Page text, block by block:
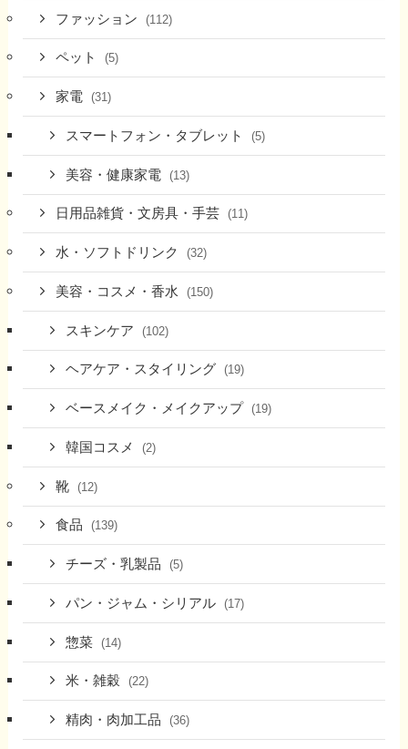
ファッション (112)
ペット (5)
家電 (31)
スマートフォン・タブレット (5)
美容・健康家電 (13)
日用品雑貨・文房具・手芸 (11)
水・ソフトドリンク (32)
美容・コスメ・香水 (150)
スキンケア (102)
ヘアケア・スタイリング (19)
ベースメイク・メイクアップ (19)
韓国コスメ (2)
靴 (12)
食品 (139)
チーズ・乳製品 (5)
パン・ジャム・シリアル (17)
惣菜 (14)
米・雑穀 (22)
精肉・肉加工品 (36)